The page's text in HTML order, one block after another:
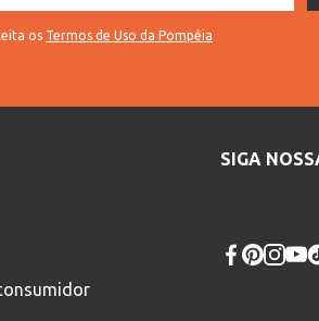
os Termos de Uso da Pompéia
SIGA